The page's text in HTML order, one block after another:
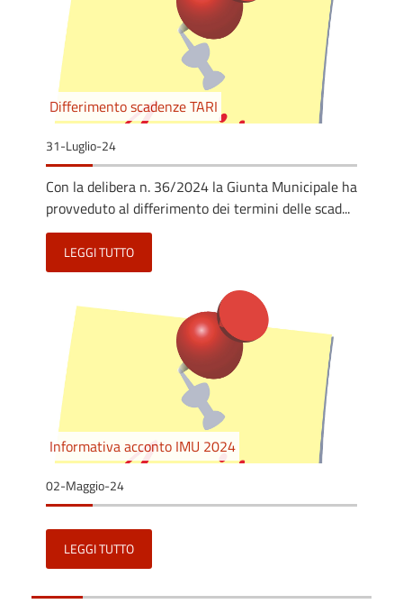
Differimento scadenze TARI
31-Luglio-24
Con la delibera n. 36/2024 la Giunta Municipale ha
provveduto al differimento dei termini delle scad...
LEGGI TUTTO
Informativa acconto IMU 2024
02-Maggio-24
LEGGI TUTTO